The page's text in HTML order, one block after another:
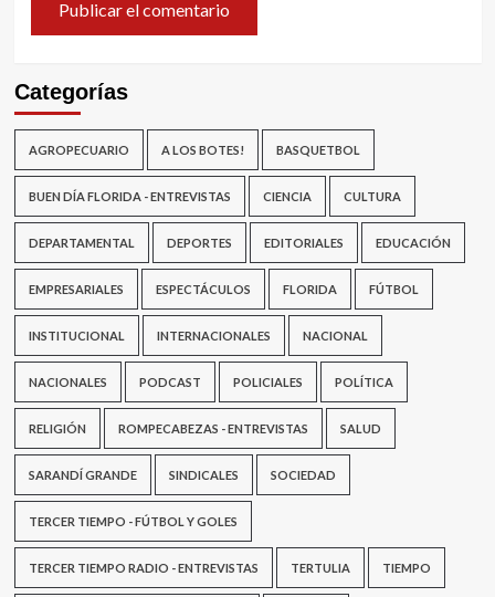
Categorías
AGROPECUARIO A LOS BOTES! BASQUETBOL
BUEN DÍA FLORIDA - ENTREVISTAS CIENCIA CULTURA
DEPARTAMENTAL DEPORTES EDITORIALES EDUCACIÓN
EMPRESARIALES ESPECTÁCULOS FLORIDA FÚTBOL
INSTITUCIONAL INTERNACIONALES NACIONAL
NACIONALES PODCAST POLICIALES POLÍTICA
RELIGIÓN ROMPECABEZAS - ENTREVISTAS SALUD
SARANDÍ GRANDE SINDICALES SOCIEDAD
TERCER TIEMPO - FÚTBOL Y GOLES
TERCER TIEMPO RADIO - ENTREVISTAS TERTULIA TIEMPO